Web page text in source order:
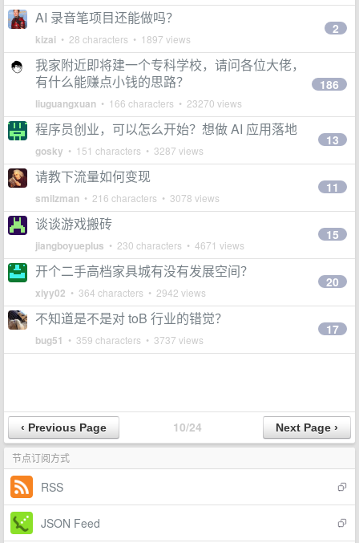
AI 录音笔项目还能做吗？
kizai • 28 characters • 1897 views
2
我家附近即将建一个专科学校，请问各位大佬，
有什么能赚点小钱的思路？
liuguangxuan • 166 characters • 23270 views
186
程序员创业，可以怎么开始？想做 AI 应用落地
gosky • 151 characters • 3287 views
13
请教下流量如何变现
smilzman • 216 characters • 3078 views
11
谈谈游戏搬砖
jiangboyueplus • 230 characters • 4671 views
15
开个二手高档家具城有没有发展空间？
xiyy02 • 364 characters • 2942 views
20
不知道是不是对 toB 行业的错觉？
bug51 • 359 characters • 3737 views
17
10/24
节点订阅方式
RSS
JSON Feed